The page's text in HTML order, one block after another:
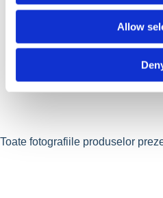
Allow
Toate fotografiile produselor